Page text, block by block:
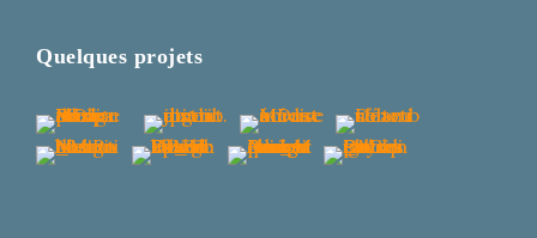
Quelques projets